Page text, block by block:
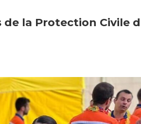
de la Protection Civile